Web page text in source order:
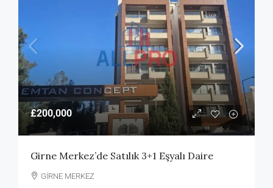
£200,000
Girne Merkez’de Satılık 3+1 Eşyalı Daire
GİRNE MERKEZ